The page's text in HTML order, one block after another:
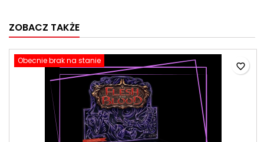
ZOBACZ TAKŻE
Obecnie brak na stanie
favorite_border